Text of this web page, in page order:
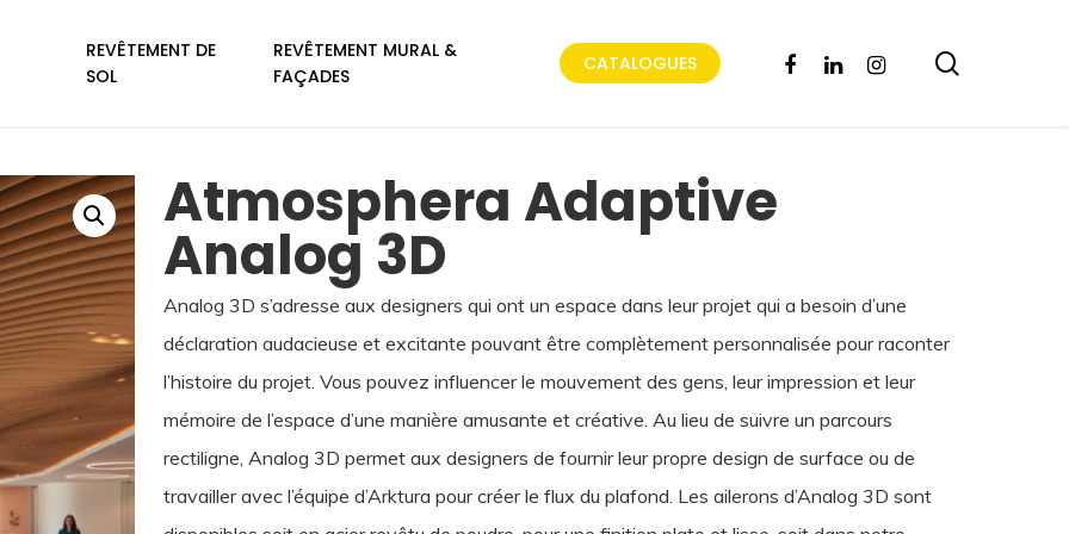
REVÊTEMENT DE
SOL
REVÊTEMENT MURAL &
FAÇADES
CATALOGUES FACEBOOKLINKEDININSTAGRAM
Atmosphera Adaptive
Analog 3D
Analog 3D s’adresse aux designers qui ont un espace dans leur projet qui a besoin d’une
déclaration audacieuse et excitante pouvant être complètement personnalisée pour raconter
l’histoire du projet. Vous pouvez influencer le mouvement des gens, leur impression et leur
mémoire de l’espace d’une manière amusante et créative. Au lieu de suivre un parcours
rectiligne, Analog 3D permet aux designers de fournir leur propre design de surface ou de
travailler avec l’équipe d’Arktura pour créer le flux du plafond. Les ailerons d’Analog 3D sont